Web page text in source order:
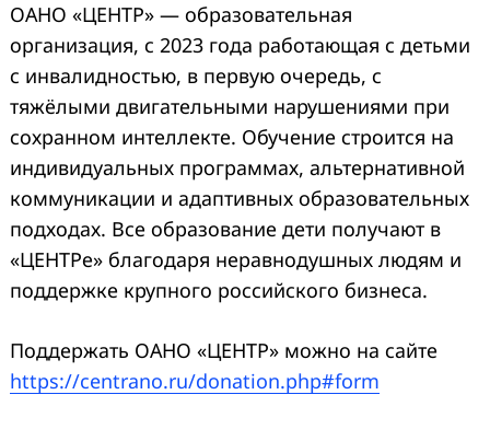
ОАНО «ЦЕНТР» — образовательная
организация, с 2023 года работающая с детьми
с инвалидностью, в первую очередь, с
тяжёлыми двигательными нарушениями при
сохранном интеллекте. Обучение строится на
индивидуальных программах, альтернативной
коммуникации и адаптивных образовательных
подходах. Все образование дети получают в
«ЦЕНТРе» благодаря неравнодушных людям и
поддержке крупного российского бизнеса.
Поддержать ОАНО «ЦЕНТР» можно на сайте
https://centrano.ru/donation.php#form